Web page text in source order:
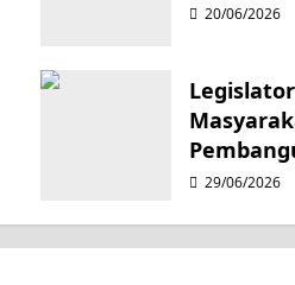
20/06/2026
29/06/2026